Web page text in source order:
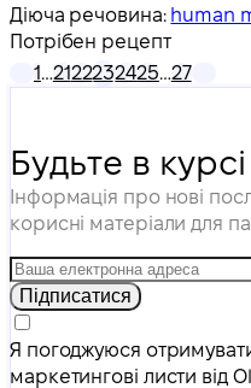
Діюча речовина: human
Потрібен рецепт
1…2122232425…27
Будьте в
Інформація про нові
корисні матеріали для
Підписатися
Я погоджуюся
маркетингові листи від